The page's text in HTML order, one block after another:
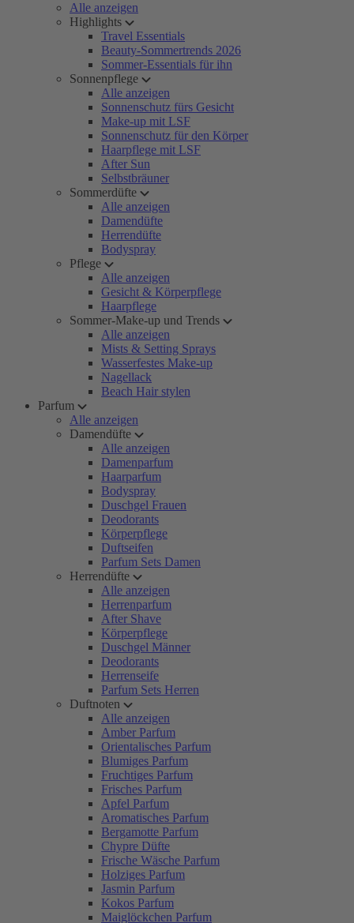
Alle anzeigen
Highlights
Travel Essentials
Beauty-Sommertrends 2026
Sommer-Essentials für ihn
Sonnenpflege
Alle anzeigen
Sonnenschutz fürs Gesicht
Make-up mit LSF
Sonnenschutz für den Körper
Haarpflege mit LSF
After Sun
Selbstbräuner
Sommerdüfte
Alle anzeigen
Damendüfte
Herrendüfte
Bodyspray
Pflege
Alle anzeigen
Gesicht & Körperpflege
Haarpflege
Sommer-Make-up und Trends
Alle anzeigen
Mists & Setting Sprays
Wasserfestes Make-up
Nagellack
Beach Hair stylen
Parfum
Alle anzeigen
Damendüfte
Alle anzeigen
Damenparfum
Haarparfum
Bodyspray
Duschgel Frauen
Deodorants
Körperpflege
Duftseifen
Parfum Sets Damen
Herrendüfte
Alle anzeigen
Herrenparfum
After Shave
Körperpflege
Duschgel Männer
Deodorants
Herrenseife
Parfum Sets Herren
Duftnoten
Alle anzeigen
Amber Parfum
Orientalisches Parfum
Blumiges Parfum
Fruchtiges Parfum
Frisches Parfum
Apfel Parfum
Aromatisches Parfum
Bergamotte Parfum
Chypre Düfte
Frische Wäsche Parfum
Holziges Parfum
Jasmin Parfum
Kokos Parfum
Maiglöckchen Parfum